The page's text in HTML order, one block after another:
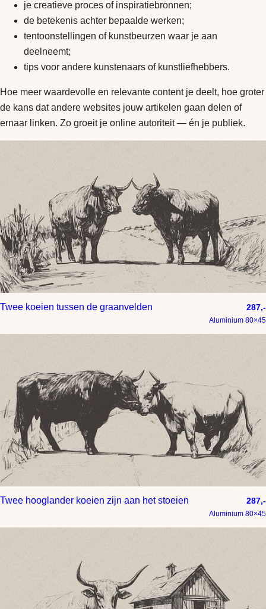
je creatieve proces of inspiratiebronnen;
de betekenis achter bepaalde werken;
tentoonstellingen of kunstbeurzen waar je aan
deelneemt;
tips voor andere kunstenaars of kunstliefhebbers.
Hoe meer waardevolle en relevante content je deelt, hoe groter
de kans dat andere websites jouw artikelen gaan delen of
ernaar linken. Zo groeit je online autoriteit — én je publiek.
Twee koeien tussen de graanvelden 287,-
Aluminium 80×45
Twee hooglander koeien zijn aan het stoeien 287,-
Aluminium 80×45